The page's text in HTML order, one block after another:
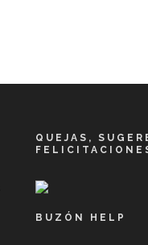
QUEJAS,
BUZÓN HELP